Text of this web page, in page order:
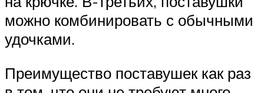
можно комбинировать с обычными
удочками.
Преимущество поставушек как раз